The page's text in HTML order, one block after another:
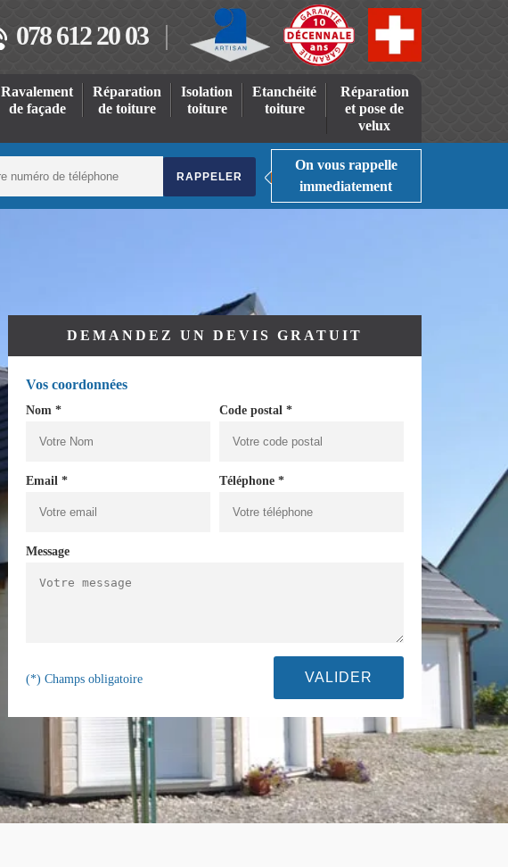
078 612 20 03
Ravalement
de façade
Réparation
de toiture
Isolation
toiture
Etanchéité
toiture
Réparation
et pose de
velux
On vous rappelle
immediatement
DEMANDEZ UN DEVIS GRATUIT
Vos coordonnées
Nom * Code postal *
Email * Téléphone *
Message
(*) Champs obligatoire